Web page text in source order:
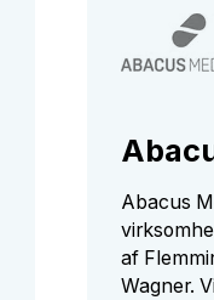
Abacus
af
Wagner.